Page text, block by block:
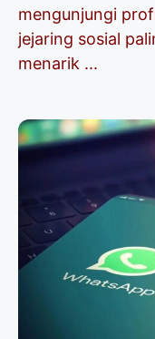
mengunjungi
jejaring sosial
menarik ...